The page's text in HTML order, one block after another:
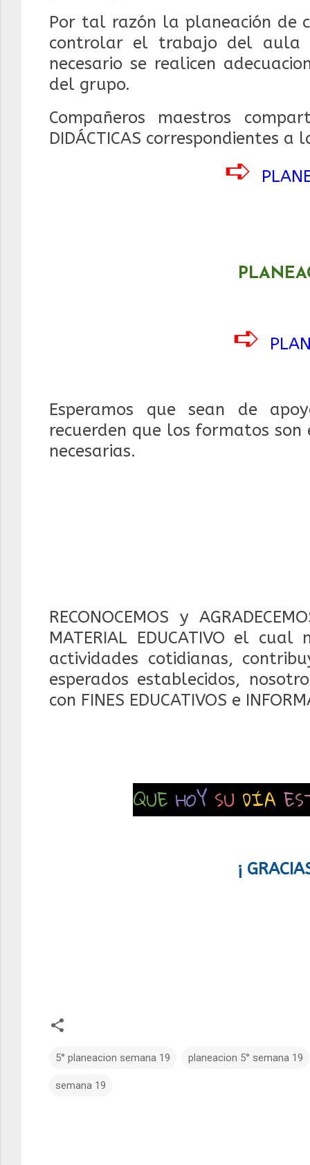
Por tal razón la planeación de
controlar el trabajo del aula
necesario se realicen
del grupo.
Compañeros maestros
DIDÁCTICAS correspondientes a
➪
➪
Esperamos que sean de
recuerden que los formatos
necesarias.
RECONOCEMOS y
MATERIAL EDUCATIVO el
actividades cotidianas,
esperados establecidos,
con FINES EDUCATIVOS e
QUE HOY SU DÍA
¡
5° planeacion semana 19 planeacion 5° semana 19
semana 19